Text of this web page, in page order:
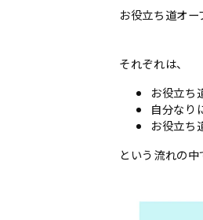
お役立ち道オ
それぞれは、
お役立ち
自分なり
お役立ち
という流れの中